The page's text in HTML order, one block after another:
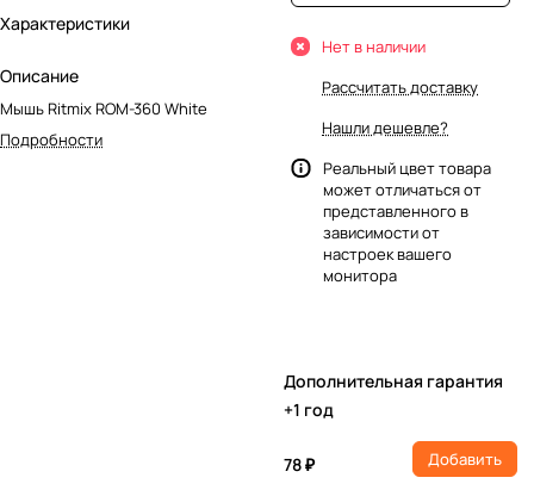
Характеристики
Описание
Мышь Ritmix ROM-360 White
Подробности
Нет в наличии
Рассчитать доставку
Нашли дешевле?
Реальный цвет товара
может отличаться от
представленного в
зависимости от
настроек вашего
монитора
Дополнительная гарантия
+1 год
78 ₽ Добавить